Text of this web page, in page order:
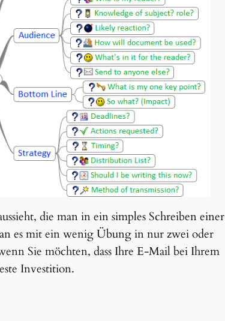
die man in ein simples Schreiben einer
es mit ein wenig Übung in nur zwei oder
Sie möchten, dass Ihre E-Mail bei Ihrem
Investition.